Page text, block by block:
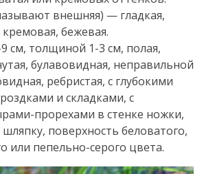
внешняя) — гладкая,
бежевая.
см, толщиной 1-3 см, полая,
булавовидная, неправильной
ребристая, с глубокими
и складками, с
прорехами в стенке ножки,
поверхность беловатого,
или пепельно-серого цвета.